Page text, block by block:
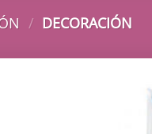
/ DECORACIÓN